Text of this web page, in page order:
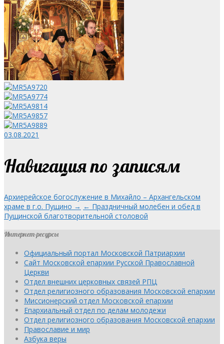
03.08.2021
Навигация по записям
Архиерейское богослужение в Михайло – Архангельском
храме в г.о. Пущино → ← Праздничный молебен и обед в
Пущинской благотворительной столовой
Интернет-ресурсы
Официальный портал Московской Патриархии
Сайт Московской епархии Русской Православной
Церкви
Отдел внешних церковных связей РПЦ
Отдел религиозного образования Московской епархии
Миссионерский отдел Московской епархии
Епархиальный отдел по делам молодежи
Отдел религиозного образования Московской епархии
Православие и мир
Азбука веры